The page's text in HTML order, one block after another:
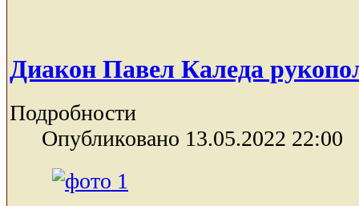
Диакон Павел Каледа
Подробности
Опубликовано 13.05.2022 22:00